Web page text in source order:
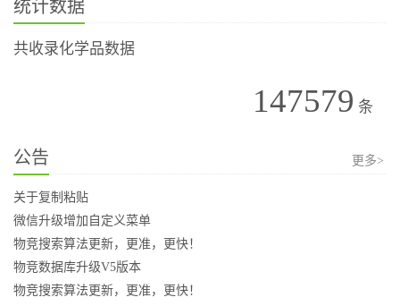
统计数据
共收录化学品数据
147579 条
公告 更多>
关于复制粘贴
微信升级增加自定义菜单
物竞搜索算法更新，更准，更快！
物竞数据库升级V5版本
物竞搜索算法更新，更准，更快！